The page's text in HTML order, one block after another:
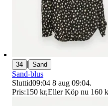
34 | Sand
Sand-blus
Sluttid09:04 8 aug 09:04.
Pris:150 kr,Eller Köp nu 160